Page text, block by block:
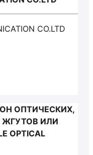
CO.LTD
ОПТИЧЕСКИХ,
ИЛИ
OPTICAL